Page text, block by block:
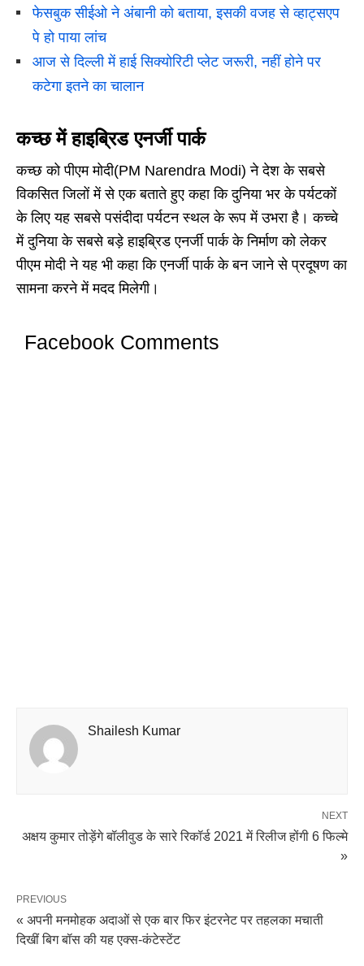
फेसबुक सीईओ ने अंबानी को बताया, इसकी वजह से व्हाट्सएप
पे हो पाया लांच
आज से दिल्ली में हाई सिक्योरिटी प्लेट जरूरी, नहीं होने पर
कटेगा इतने का चालान
कच्छ में हाइब्रिड एनर्जी पार्क
कच्छ को पीएम मोदी(PM Narendra Modi) ने देश के सबसे
विकसित जिलों में से एक बताते हुए कहा कि दुनिया भर के पर्यटकों
के लिए यह सबसे पसंदीदा पर्यटन स्थल के रूप में उभरा है। कच्चे
में दुनिया के सबसे बड़े हाइब्रिड एनर्जी पार्क के निर्माण को लेकर
पीएम मोदी ने यह भी कहा कि एनर्जी पार्क के बन जाने से प्रदूषण का
सामना करने में मदद मिलेगी।
Facebook Comments
Shailesh Kumar
NEXT
अक्षय कुमार तोड़ेंगे बॉलीवुड के सारे रिकॉर्ड 2021 में रिलीज होंगी 6 फिल्मे
»
PREVIOUS
« अपनी मनमोहक अदाओं से एक बार फिर इंटरनेट पर तहलका मचाती
दिखीं बिग बॉस की यह एक्स-कंटेस्टेंट